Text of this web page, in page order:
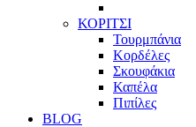
ΚΟΡΙΤΣΙ
Τουρμπάνια
Κορδέλες
Σκουφάκια
Καπέλα
Πιπίλες
BLOG